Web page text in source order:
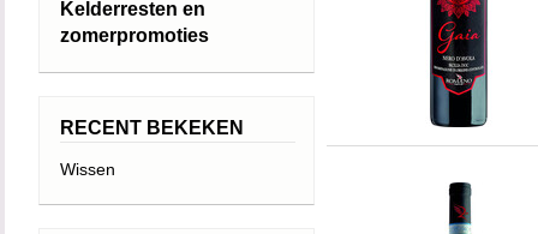
Kelderresten en
zomerpromoties
RECENT BEKEKEN
Wissen